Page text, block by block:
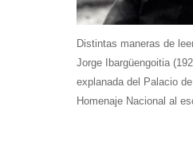
Distintas maneras de
Jorge Ibargüengoitia
explanada del Palacio
Homenaje Nacional al